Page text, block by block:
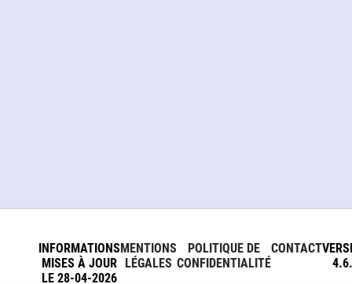
INFORMATIONS
MISES À JOUR
LE 28-04-2026
MENTIONS
LÉGALES
POLITIQUE DE
CONFIDENTIALITÉ
CONTACT